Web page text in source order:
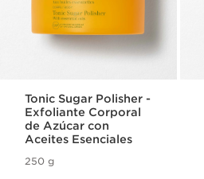
Tonic Sugar Polisher -
Exfoliante Corporal
de Azúcar con
Aceites Esenciales
250 g